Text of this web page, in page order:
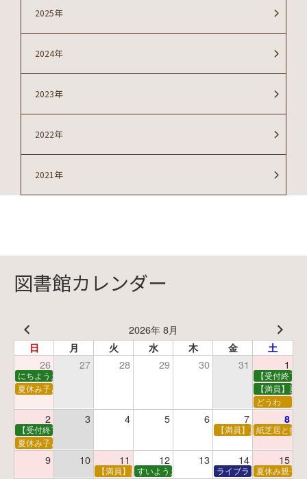
2025年
2024年
2023年
2022年
2021年
図書館カレンダー
2026年 8月
日 月 火 水 木 金 土
26 27 28 29 30 31 1
にちようえほん
【受付終了
夏休み子ども映画会
【満員】夏
どうわ
2 3 4 5 6 7 8
【受付終了】親子で挑戦！調べ学習ワークショップ 【満員】夏休み科学あ
紙芝居と折
夏休み子ども平和映画会
9 10 11 12 13 14 15
【満員】夏休みおはなし工作会
すいようえほん ライブラリーシアター
夏休み親子